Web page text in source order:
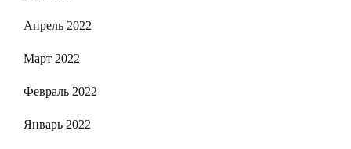
Апрель 2022
Март 2022
Февраль 2022
Январь 2022